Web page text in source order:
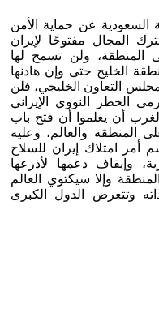
السعودية عن حماية الأمن
المجال مفتوحًا لإيران
المنطقة، ولن تسمح لها
الخليج حتى وإن هادنها
التعاون الخليجي، فلن
الخطر النووي الإيراني
أن يعلموا أن فتح باب
المنطقة والعالم، وعليه
امتلاك إيران للسلاح
وإيقاف دعمها لأذرعها
وإلا سيكتوي العالم
وتتعرض الدول الكبرى